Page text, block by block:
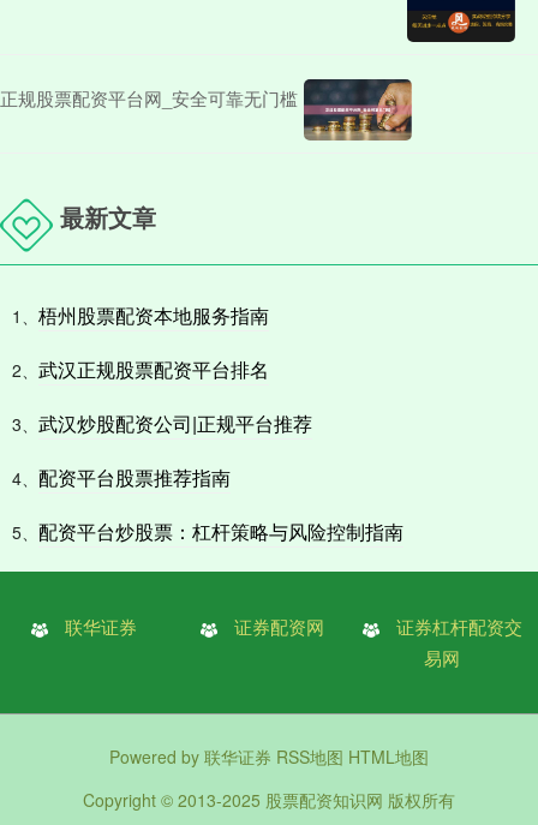
正规股票配资平台网_安全可靠无门槛
最新文章
1、 梧州股票配资本地服务指南
2、 武汉正规股票配资平台排名
3、 武汉炒股配资公司|正规平台推荐
4、 配资平台股票推荐指南
5、 配资平台炒股票：杠杆策略与风险控制指南
联华证券 证券配资网
证券杠杆配资交
易网
Powered by 联华证券 RSS地图 HTML地图
Copyright © 2013-2025 股票配资知识网 版权所有